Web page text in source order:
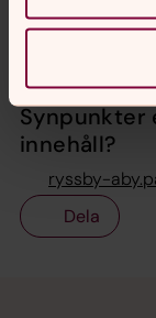
Senast ändrad 10
Synpunkter
innehåll?
ryssby-
Dela